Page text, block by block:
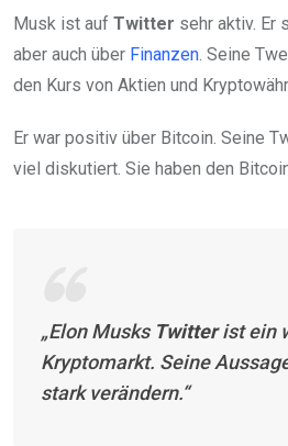
Musk ist auf Twitter sehr aktiv. Er
aber auch über Finanzen. Seine
den Kurs von Aktien und
Er war positiv über Bitcoin. Seine
viel diskutiert. Sie haben den
„Elon Musks Twitterist ein
Kryptomarkt. Seine
stark verändern.“